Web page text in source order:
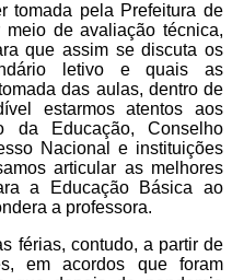
tomada pela Prefeitura de
de avaliação técnica,
que assim se discuta os
letivo e quais as
das aulas, dentro de
estarmos atentos aos
da Educação, Conselho
Nacional e instituições
articular as melhores
a Educação Básica ao
a professora.
férias, contudo, a partir de
em acordos que foram